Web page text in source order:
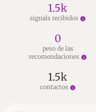
1.5k
signals recibidos info
0
peso de las
recomendaciones info
1.5k
contactos info